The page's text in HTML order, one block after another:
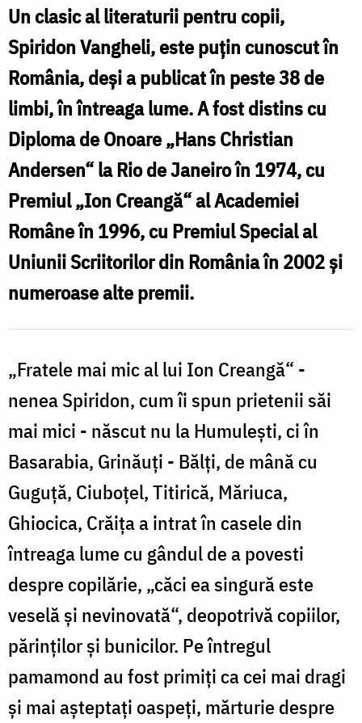
realizate
în
tehnica
gravurii
în
metal
de
pictorul
rus
Boris
Diodorov
Un clasic al literaturii pentru copii,
Spiridon Vangheli, este puţin cunoscut în
România, deşi a publicat în peste 38 de
limbi, în întreaga lume. A fost distins cu
Diploma de Onoare „Hans Christian
Andersen“ la Rio de Janeiro în 1974, cu
Premiul „Ion Creangă“ al Academiei
Române în 1996, cu Premiul Special al
Uniunii Scriitorilor din România în 2002 şi
numeroase alte premii.
„Fratele mai mic al lui Ion Creangă“ -
nenea Spiridon, cum îi spun prietenii săi
mai mici - născut nu la Humuleşti, ci în
Basarabia, Grinăuţi - Bălţi, de mână cu
Guguţă, Ciuboţel, Titirică, Măriuca,
Ghiocica, Crăiţa a intrat în casele din
întreaga lume cu gândul de a povesti
despre copilărie, „căci ea singură este
veselă şi nevinovată“, deopotrivă copiilor,
părinţilor şi bunicilor. Pe întregul
pamamond au fost primiţi ca cei mai dragi
şi mai aşteptaţi oaspeţi, mărturie despre